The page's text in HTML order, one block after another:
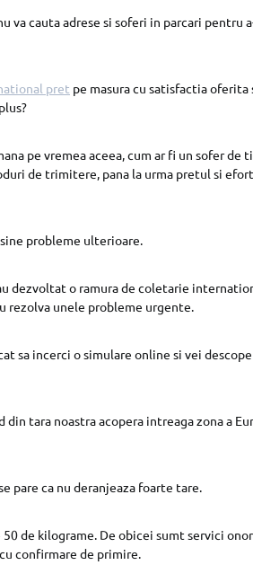
va cauta adrese si soferi in parcari pentru
pret pe masura cu satisfactia oferita
pe vremea aceea, cum ar fi un sofer de
de trimitere, pana la urma pretul si
probleme ulterioare.
dezvoltat o ramura de coletarie
rezolva unele probleme urgente.
sa incerci o simulare online si vei
tara noastra acopera intreaga zona a
pare ca nu deranjeaza foarte tare.
de kilograme. De obicei sumt servici
confirmare de primire.